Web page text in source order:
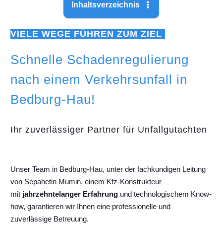
Inhaltsverzeichnis
VIELE WEGE FÜHREN ZUM ZIEL
Schnelle Schadenregulierung
nach einem Verkehrsunfall in
Bedburg-Hau!
Ihr zuverlässiger Partner für Unfallgutachten
Unser Team in Bedburg-Hau, unter der fachkundigen Leitung
von Sepahetin Mumin, einem Kfz-Konstrukteur
mit jahrzehntelanger Erfahrung und technologischem Know-
how, garantieren wir Ihnen eine professionelle und
zuverlässige Betreuung.